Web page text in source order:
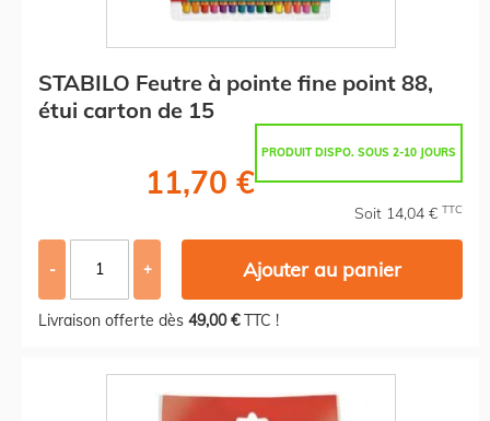
STABILO Feutre à pointe fine point 88,
étui carton de 15
PRODUIT DISPO. SOUS 2-10 JOURS
11,70 €
Soit 14,04 € TTC
- + Ajouter au panier
Livraison offerte dès 49,00 €TTC !